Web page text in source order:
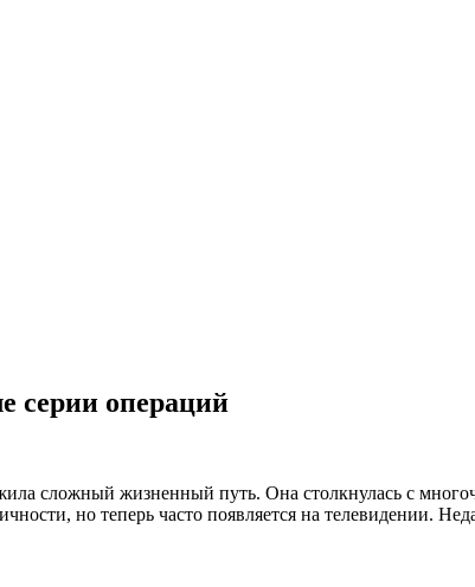
серии операций
сложный жизненный путь. Она столкнулась с
но теперь часто появляется на телевидении.